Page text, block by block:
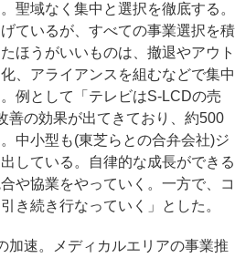
聖域なく集中と選択を徹底する。
ているが、すべての事業選択を積
ほうがいいものは、撤退やアウト
、アライアンスを組むなどで集中
例として「テレビはS-LCDの売
善の効果が出てきており、約500
中小型も(東芝らとの合弁会社)ジ
している。自律的な成長ができる
や協業をやっていく。一方で、コ
き続き行なっていく」とした。
速。メディカルエリアの事業推